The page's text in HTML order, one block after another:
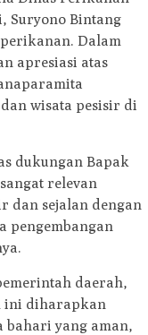
Suryono Bintang
Dalam
apresiasi atas
wisata pesisir di
dukungan Bapak
relevan
dan sejalan dengan
pengembangan
daerah,
ini diharapkan
bahari yang aman,